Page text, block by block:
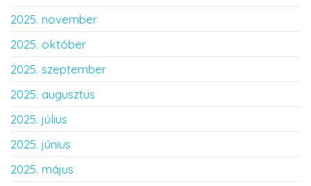
2025. november
2025. október
2025. szeptember
2025. augusztus
2025. július
2025. június
2025. május